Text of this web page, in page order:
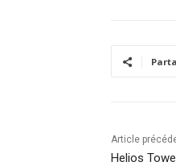
Article
Helios